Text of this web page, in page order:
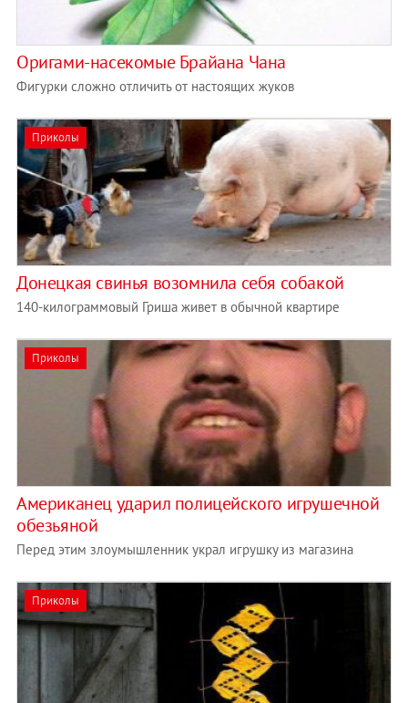
Оригами-насекомые Брайана Чана
Фигурки сложно отличить от настоящих жуков
Приколы
Донецкая свинья возомнила себя собакой
140-килограммовый Гриша живет в обычной квартире
Приколы
Американец ударил полицейского игрушечной
обезьяной
Перед этим злоумышленник украл игрушку из магазина
Приколы